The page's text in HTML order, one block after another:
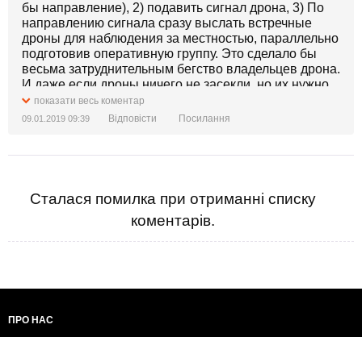
бы направление), 2) подавить сигнал дрона, 3) По
направлению сигнала сразу выслать встречные
дроны для наблюдения за местностью, параллельно
подготовив оперативную группу. Это сделало бы
весьма затруднительным бегство владельцев дрона.
И даже если дроны ничего не засекли, но их нужно
было бы удерживать в воздухе до окончания
прочесывания территории
показати весь коментар
09.01.2019 09:39 Відповісти Посилання
Сталася помилка при отриманні списку
коментарів.
ПРО НАС